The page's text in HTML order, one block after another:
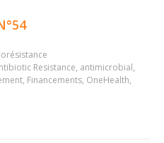
Resistance, antimicrobial,
, Financements, OneHealth,